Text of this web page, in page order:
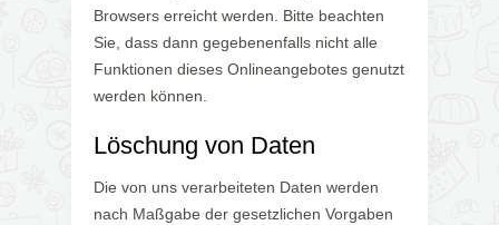
Browsers erreicht werden. Bitte beachten
Sie, dass dann gegebenenfalls nicht alle
Funktionen dieses Onlineangebotes genutzt
werden können.
Löschung von Daten
Die von uns verarbeiteten Daten werden
nach Maßgabe der gesetzlichen Vorgaben